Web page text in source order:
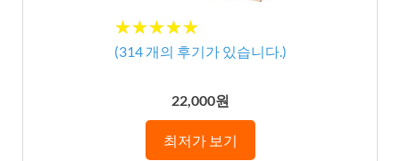
★★★★★
★★★★★
(314개의 후기가 있습니다.)
22,000원
최저가 보기